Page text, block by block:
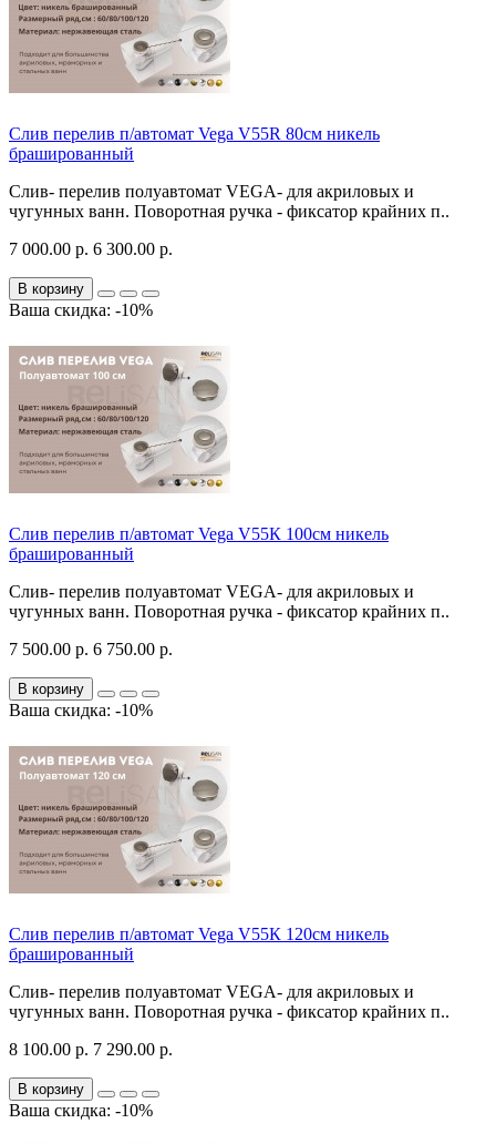
Слив перелив п/автомат Vega V55R 80см никель
брашированный
Слив- перелив полуавтомат VEGA- для акриловых и
чугунных ванн. Поворотная ручка - фиксатор крайних п..
7 000.00 р. 6 300.00 р.
В корзину
Ваша скидка: -10%
Слив перелив п/автомат Vega V55К 100см никель
брашированный
Слив- перелив полуавтомат VEGA- для акриловых и
чугунных ванн. Поворотная ручка - фиксатор крайних п..
7 500.00 р. 6 750.00 р.
В корзину
Ваша скидка: -10%
Слив перелив п/автомат Vega V55К 120см никель
брашированный
Слив- перелив полуавтомат VEGA- для акриловых и
чугунных ванн. Поворотная ручка - фиксатор крайних п..
8 100.00 р. 7 290.00 р.
В корзину
Ваша скидка: -10%